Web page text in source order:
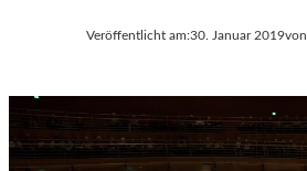
Veröffentlicht am:30. Januar 2019von